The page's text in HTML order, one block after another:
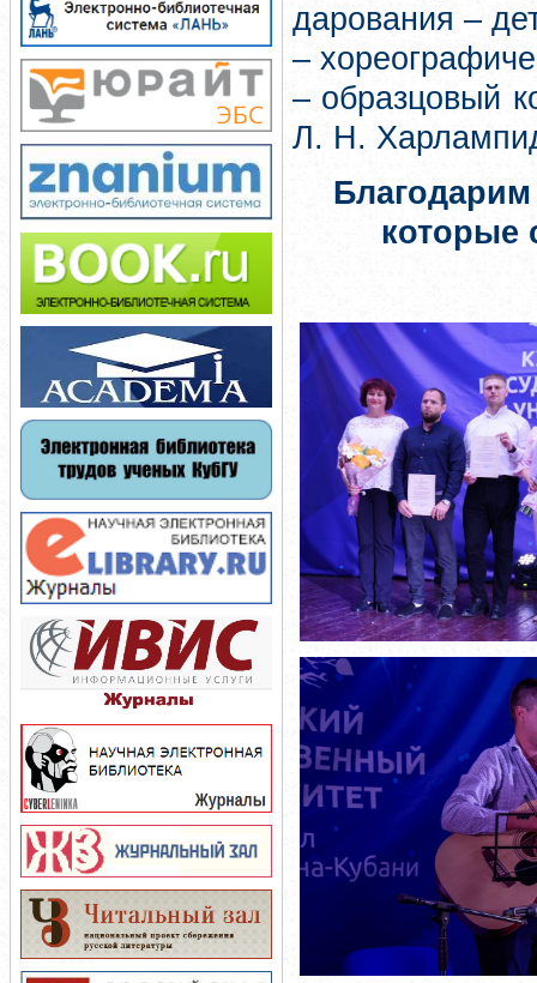
дарования –
–
– образцовый
Л. Н.
которые